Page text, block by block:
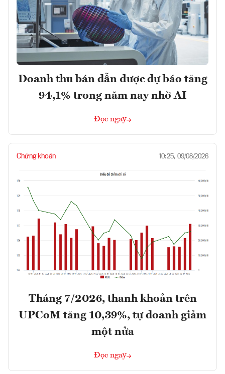
Doanh thu bán dẫn được dự báo tăng
94,1% trong năm nay nhờ AI
Đọc ngay
Chứng khoán 10:25, 09/08/2026
Tháng 7/2026, thanh khoản trên
UPCoM tăng 10,39%, tự doanh giảm
một nửa
Đọc ngay